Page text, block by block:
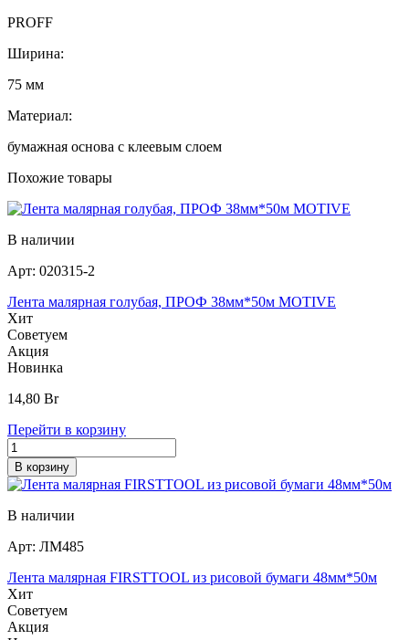
PROFF
Ширина:
75 мм
Материал:
бумажная основа с клеевым слоем
Похожие товары
В наличии
Арт: 020315-2
Лента малярная голубая, ПРОФ 38мм*50м MOTIVE
Хит
Советуем
Акция
Новинка
14,80 Br
Перейти в корзину
В корзину
В наличии
Арт: ЛМ485
Лента малярная FIRSTTOOL из рисовой бумаги 48мм*50м
Хит
Советуем
Акция